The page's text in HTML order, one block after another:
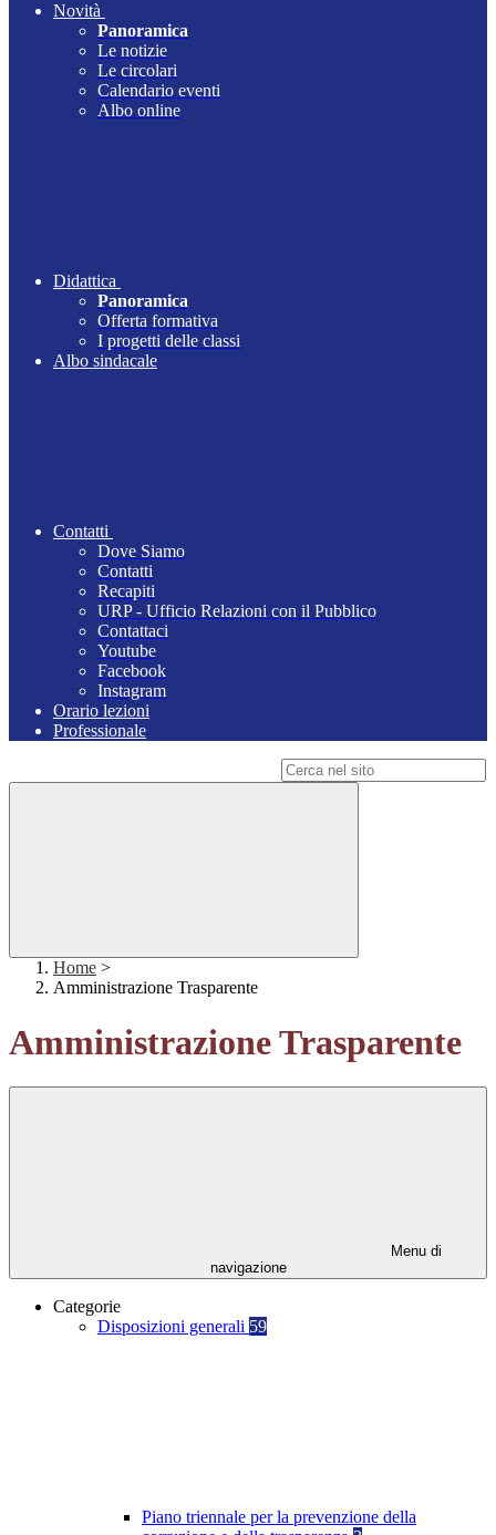
Novità
Panoramica
Le notizie
Le circolari
Calendario eventi
Albo online
Didattica
Panoramica
Offerta formativa
I progetti delle classi
Albo sindacale
Contatti
Dove Siamo
Contatti
Recapiti
URP - Ufficio Relazioni con il Pubblico
Contattaci
Youtube
Facebook
Instagram
Orario lezioni
Professionale
Home >
Amministrazione Trasparente
Amministrazione Trasparente
Menu di
navigazione
Categorie
Disposizioni generali 59
Piano triennale per la prevenzione della